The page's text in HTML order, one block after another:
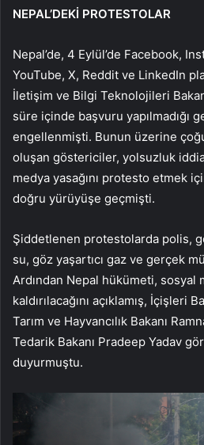
NEPAL’DEKİ PROTESTOLAR
Nepal’de, 4 Eylül’de Facebook,
YouTube, X, Reddit ve LinkedIn
İletişim ve Bilgi Teknolojileri
süre içinde başvuru yapılmadığı
engellenmişti. Bunun üzerine
oluşan göstericiler, yolsuzluk
medya yasağını protesto etmek
doğru yürüyüşe geçmişti.
Şiddetlenen protestolarda polis,
su, göz yaşartıcı gaz ve gerçek
Ardından Nepal hükümeti, sosyal
kaldırılacağını açıklamış, İçişleri
Tarım ve Hayvancılık Bakanı
Tedarik Bakanı Pradeep Yadav
duyurmuştu.